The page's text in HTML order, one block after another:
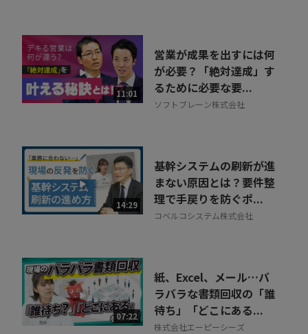
11:01
営業が成果を出すには何
が必要？「絶対達成」す
るために必要な要...
ソフトブレーン株式会社
14:29
基幹システムの刷新が進
まない原因とは？要件整
理で手戻りを防ぐポ...
コベルコシステム株式会社
07:22
紙、Excel、メール…バ
ラバラな書類回収の「誰
待ち」「どこにある...
株式会社エーピーシーズ